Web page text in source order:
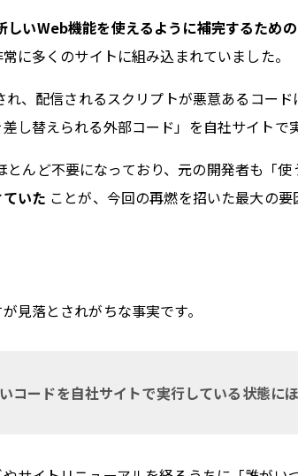
しいWeb機能を使えるように補完するため
に多くのサイトに組み込まれていました。
、配信されるスクリプトが悪意あるコー
し替えられる外部コード」を自社サイトで
んど不要になっており、元の開発者も「使
いた ことが、今回の再燃を招いた最大の要
見落とされがちな事実です。
ードを自社サイトで実行している状態にほ